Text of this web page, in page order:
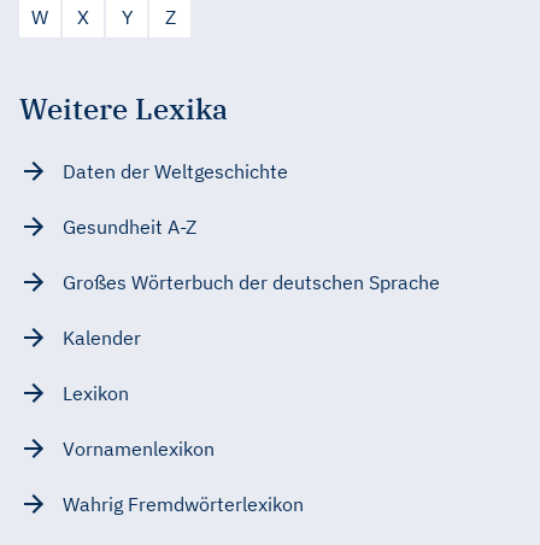
W
X Y Z
Weitere Lexika
Daten der Weltgeschichte
Gesundheit A-Z
Großes Wörterbuch der deutschen Sprache
Kalender
Lexikon
Vornamenlexikon
Wahrig Fremdwörterlexikon